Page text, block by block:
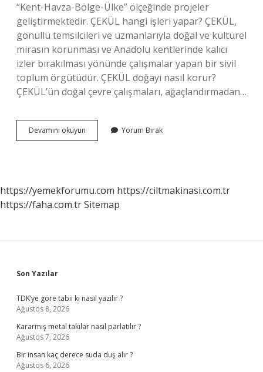
“Kent-Havza-Bölge-Ülke” ölçeğinde projeler
geliştirmektedir. ÇEKÜL hangi işleri yapar? ÇEKÜL,
gönüllü temsilcileri ve uzmanlarıyla doğal ve kültürel
mirasın korunması ve Anadolu kentlerinde kalıcı
izler bırakılması yönünde çalışmalar yapan bir sivil
toplum örgütüdür. ÇEKÜL doğayı nasıl korur?
ÇEKÜL’ün doğal çevre çalışmaları, ağaçlandırmadan…
Devamını okuyun
Ne
Yorum Bırak
https://yemekforumu.com https://ciltmakinasi.com.tr
https://faha.com.trSitemap
Sidebar
Son Yazılar
TDK’ye göre tabii ki nasıl yazılır ?
Ağustos 8, 2026
Kararmış metal takılar nasıl parlatılır ?
Ağustos 7, 2026
Bir insan kaç derece suda duş alır ?
Ağustos 6, 2026